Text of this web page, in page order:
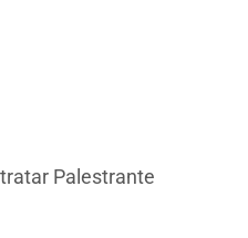
Palestrante